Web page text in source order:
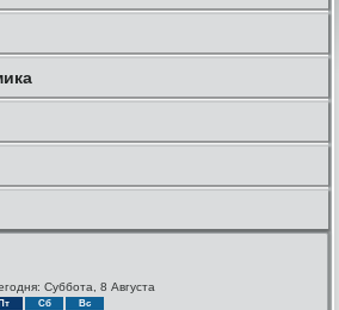
Суббота, 8 Августа
Пт Сб Вс